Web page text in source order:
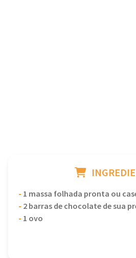
- 1 massa folhada pronta ou
- 2 barras de chocolate de sua
- 1 ovo